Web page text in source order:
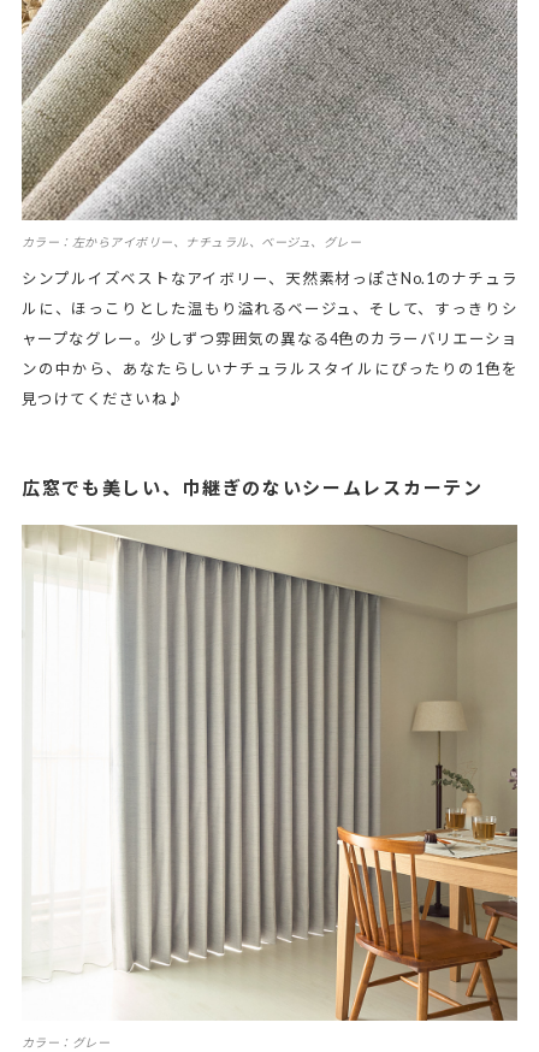
カラー：左からアイボリー、ナチュラル、ベージュ、グレー
シンプルイズベストなアイボリー、天然素材っぽさNo.1のナチュラ
ルに、ほっこりとした温もり溢れるベージュ、そして、すっきりシ
ャープなグレー。少しずつ雰囲気の異なる4色のカラーバリエーショ
ンの中から、あなたらしいナチュラルスタイルにぴったりの1色を
見つけてくださいね♪
広窓でも美しい、巾継ぎのないシームレスカーテン
カラー：グレー